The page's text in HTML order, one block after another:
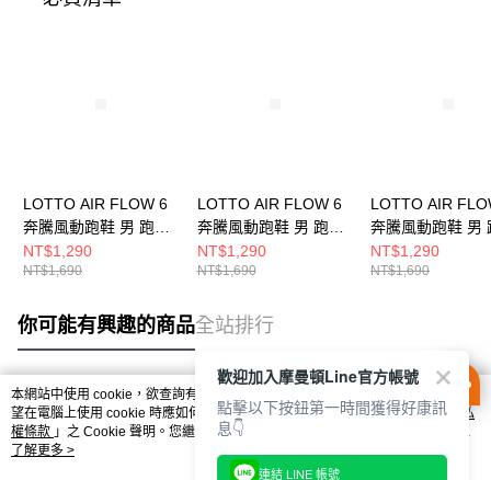
LOTTO AIR FLOW 6
奔騰風動跑鞋 男 跑步
鞋 曜黑/白
LT5AMR9720
NT$1,290
NT$1,690
LOTTO AIR FLOW 6
奔騰風動跑鞋 男 跑步
鞋 鈷藍/綠
LT5AMR9726
NT$1,290
NT$1,690
LOTTO AIR
奔騰風動跑鞋 男
鞋 軍綠/黑
LT5AMR9725
NT$1,290
NT$1,690
你可能有興趣的商品全站排行
熱門標籤
本網站中使用 cookie，欲查詢有關本網站使用 cookie 方式之詳情，及若您不希
望在電腦上使用 cookie 時應如何變更電腦的 cookie 設定，請參閱本網站「
隱私
權條款 」之 Cookie 聲明。您繼續使用本網站即表示您同意本公司得按本網站使
用條款之 Cookie 聲明使用 cookie。
了解更多 >
歡迎加入摩曼頓Line官方帳號
點擊以下按鈕第一時間獲得好康訊
息👇
連結 LINE 帳號